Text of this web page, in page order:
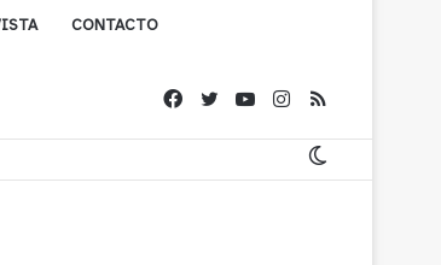
CONTACTO
Contraloría